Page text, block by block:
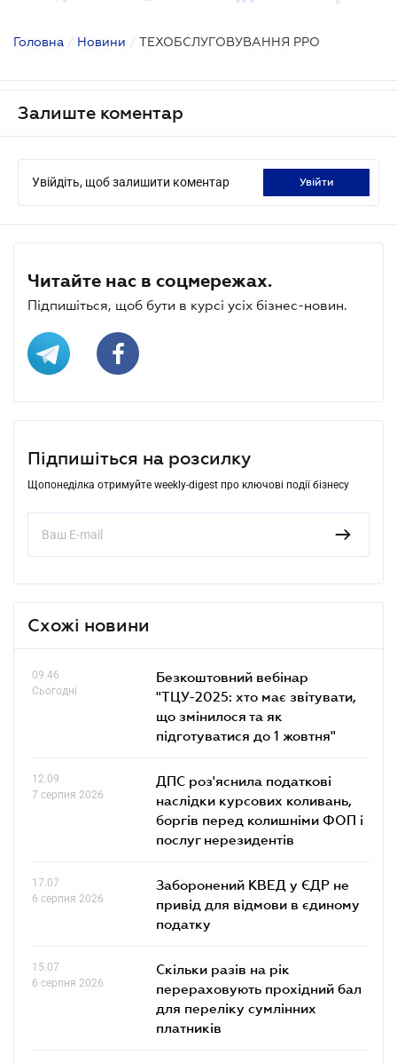
Головна / Новини / ТЕХОБСЛУГОВУВАННЯ РРО
Залиште коментар
Увійдіть, щоб залишити коментар увійти
Читайте нас в соцмережах.
Підпишіться, щоб бути в курсі усіх бізнес-новин.
Підпишіться на розсилку
Щопонеділка отримуйте weekly-digest про ключові події бізнесу
Схожі новини
09.46
Сьогодні
Безкоштовний вебінар
"ТЦУ-2025: хто має звітувати,
що змінилося та як
підготуватися до 1 жовтня"
12.09
7 серпня 2026
ДПС роз'яснила податкові
наслідки курсових коливань,
боргів перед колишніми ФОП і
послуг нерезидентів
17.07
6 серпня 2026
Заборонений КВЕД у ЄДР не
привід для відмови в єдиному
податку
15.07
6 серпня 2026
Скільки разів на рік
перераховують прохідний бал
для переліку сумлінних
платників